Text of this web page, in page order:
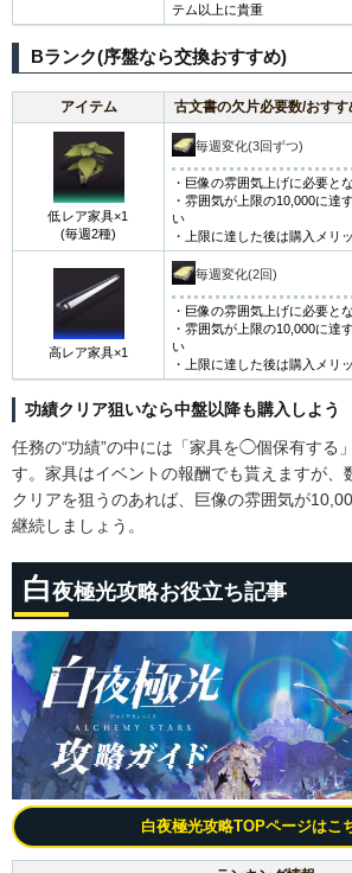
テム以上に貴重
Bランク(序盤なら交換おすすめ)
アイテム 古文書の欠片必要数/おすす
低レア家具×1
(毎週2種)
毎週変化(3回ずつ)
・巨像の雰囲気上げに必要と
・雰囲気が上限の10,000に達
い
・上限に達した後は購入メリ
高レア家具×1
毎週変化(2回)
・巨像の雰囲気上げに必要と
・雰囲気が上限の10,000に達
い
・上限に達した後は購入メリ
功績クリア狙いなら中盤以降も購入しよう
任務の“功績”の中には「家具を◯個保有する
す。家具はイベントの報酬でも貰えますが、
クリアを狙うのあれば、巨像の雰囲気が
継続しましょう。
白夜極光攻略お役立ち記事
白夜極光攻略TOPページはこ